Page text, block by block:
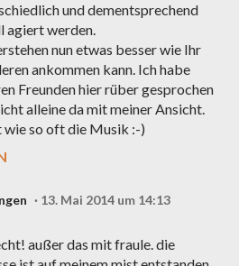
und dementsprechend
agiert werden.
nun etwas besser wie Ihr
ankommen kann. Ich habe
Freunden hier rüber gesprochen
alleine da mit meiner Ansicht.
wie so oft die Musik :-)
13. Mai 2014 um 14:13
außer das mit fraule. die